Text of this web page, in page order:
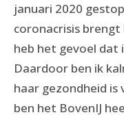
januari 2020
coronacrisis brengt
heb het gevoel dat
Daardoor ben ik
haar gezondheid is
ben het BovenIJ